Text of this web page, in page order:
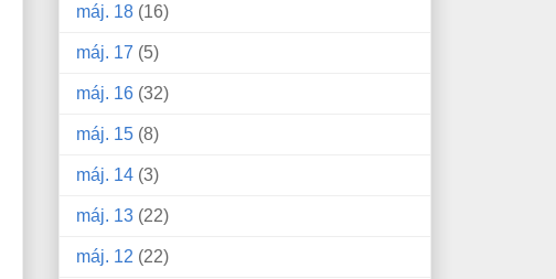
máj. 18 (16)
máj. 17 (5)
máj. 16 (32)
máj. 15 (8)
máj. 14 (3)
máj. 13 (22)
máj. 12 (22)